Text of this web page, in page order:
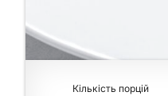
Кількість порцій